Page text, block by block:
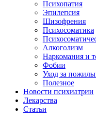
Психопатия
Эпилепсия
Шизофрения
Психосоматика
Алкоголизм
Наркомания и
Фобии
Уход за
Полезное
Новости психиатрии
Лекарства
Статьи